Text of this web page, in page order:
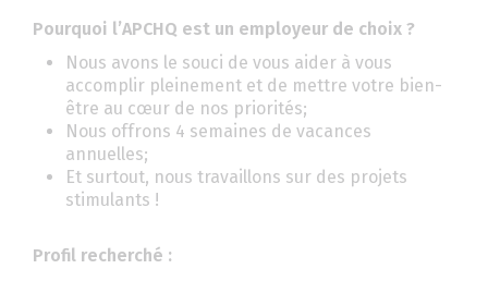
Pourquoi l’APCHQ est un employeur de choix ?
Nous avons le souci de vous aider à vous
accomplir pleinement et de mettre votre bien-
être au cœur de nos priorités;
Nous offrons 4 semaines de vacances
annuelles;
Et surtout, nous travaillons sur des projets
stimulants !
Profil recherché :